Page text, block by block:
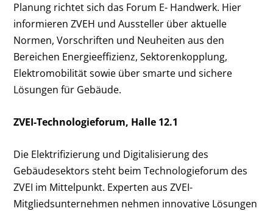
Planung richtet sich das Forum E- Handwerk. Hier
informieren ZVEH und Aussteller über aktuelle
Normen, Vorschriften und Neuheiten aus den
Bereichen Energieeffizienz, Sektorenkopplung,
Elektromobilität sowie über smarte und sichere
Lösungen für Gebäude.
ZVEI-Technologieforum, Halle 12.1
Die Elektrifizierung und Digitalisierung des
Gebäudesektors steht beim Technologieforum des
ZVEI im Mittelpunkt. Experten aus ZVEI-
Mitgliedsunternehmen nehmen innovative Lösungen